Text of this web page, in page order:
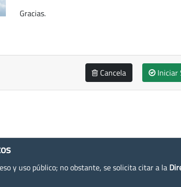
Gracias.
Cancela Iniciar
y uso público; no obstante, se solicita citar a la